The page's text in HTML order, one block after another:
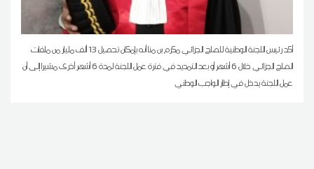
أكد رئيس اللجنة الوطنية للصلح الجزائي مكرم بن منا أنه بإمكان تحصيل 13 ألف مليار من ملفات
الصلح الجزائي خلال 6 أشهر أو بعد التمديد في فترة عمل اللجنة لمدة 6 أشهر أخرى مشيرا إلى أن
عمل اللجنة يدخل في إطار الواجب الوطني